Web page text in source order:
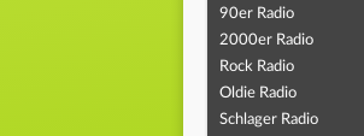
90er Radio
2000er Radio
Rock Radio
Oldie Radio
Schlager Radio